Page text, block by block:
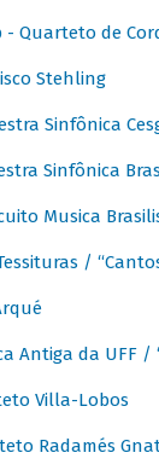
- Quarteto de
Stehling
Sinfônica
Sinfônica
Musica
/
Antiga da UFF /
Villa-Lobos
Radamés